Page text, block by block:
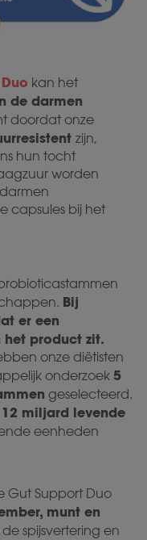
kan het
de darmen
doordat onze
zijn,
hun tocht
worden
capsules bij het
Bij
er een
product zit.
onze diëtisten
onderzoek 5
geselecteerd.
miljard levende
eenheden
Gut Support Duo
munt en
spijsvertering en